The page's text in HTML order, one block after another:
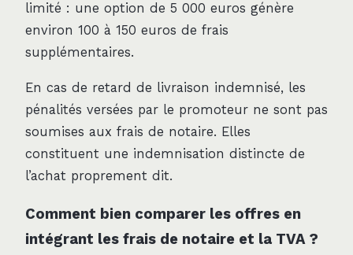
limité : une option de 5 000 euros génère
environ 100 à 150 euros de frais
supplémentaires.
En cas de retard de livraison indemnisé, les
pénalités versées par le promoteur ne sont pas
soumises aux frais de notaire. Elles
constituent une indemnisation distincte de
l’achat proprement dit.
Comment bien comparer les offres en
intégrant les frais de notaire et la TVA ?